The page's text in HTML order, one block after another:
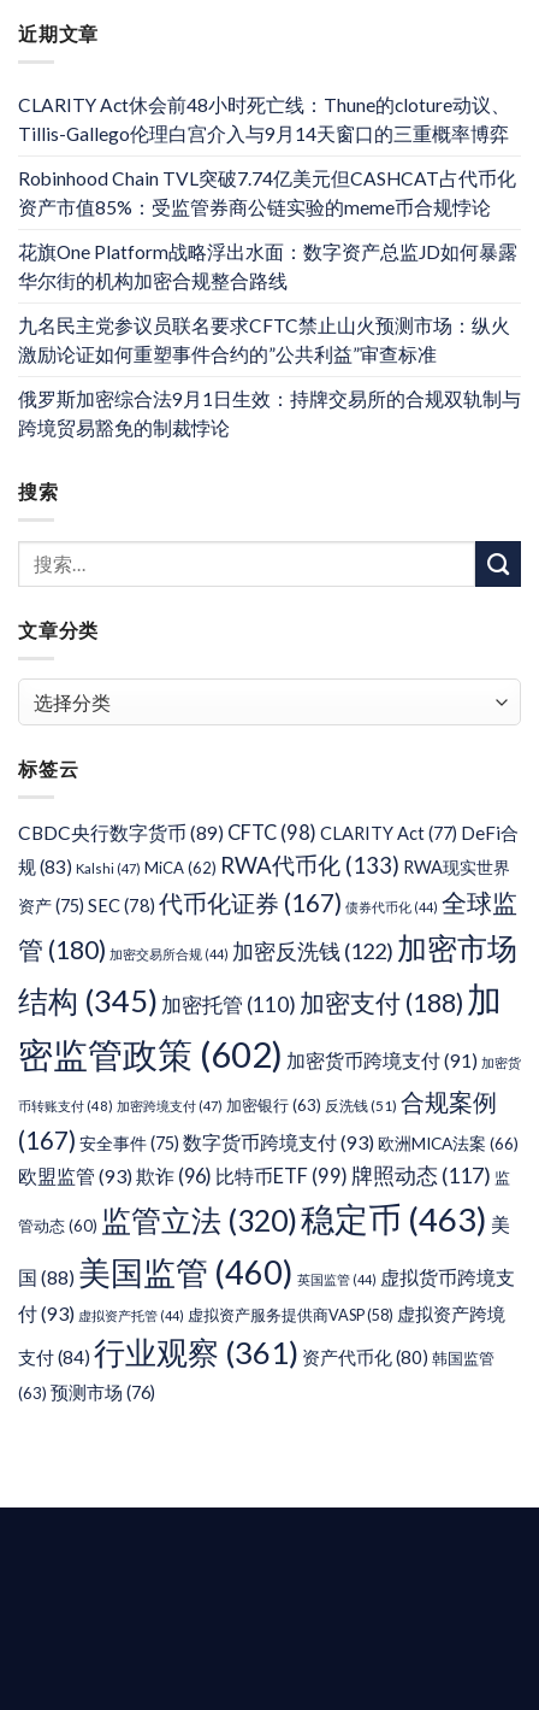
近期文章
CLARITY Act休会前48小时死亡线：Thune的cloture动议、
Tillis-Gallego伦理白宫介入与9月14天窗口的三重概率博弈
Robinhood Chain TVL突破7.74亿美元但CASHCAT占代币化
资产市值85%：受监管券商公链实验的meme币合规悖论
花旗One Platform战略浮出水面：数字资产总监JD如何暴露
华尔街的机构加密合规整合路线
九名民主党参议员联名要求CFTC禁止山火预测市场：纵火
激励论证如何重塑事件合约的”公共利益”审查标准
俄罗斯加密综合法9月1日生效：持牌交易所的合规双轨制与
跨境贸易豁免的制裁悖论
搜索
文章分类
章
类
标签云
CBDC央行数字货币 (89) CFTC (98) CLARITY Act(77) DeFi合
规(83) Kalshi (47) MiCA(62) RWA代币化 (133) RWA现实世界
资产(75) SEC(78) 代币化证券 (167) 债券代币化 (44) 全球监
管 (180) 加密交易所合规 (44) 加密反洗钱 (122) 加密市场
结构 (345) 加密托管 (110) 加密支付 (188) 加
密监管政策 (602) 加密货币跨境支付(91) 加密货
币转账支付 (48) 加密跨境支付 (47) 加密银行(63) 反洗钱(51) 合规案例
(167) 安全事件(75) 数字货币跨境支付(93)欧洲MICA法案 (66)
欧盟监管 (93)欺诈 (96) 比特币ETF (99) 牌照动态 (117) 监
管动态(60) 监管立法 (320)稳定币 (463) 美
国 (88) 美国监管 (460) 英国监管 (44) 虚拟货币跨境支
付(93) 虚拟资产托管 (44) 虚拟资产服务提供商VASP(58) 虚拟资产跨境
支付(84) 行业观察 (361) 资产代币化(80) 韩国监管
(63) 预测市场 (76)